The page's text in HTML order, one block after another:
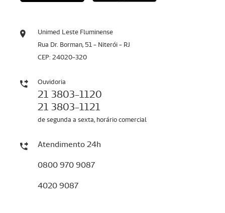
Unimed Leste Fluminense
Rua Dr. Borman, 51 - Niterói - RJ
CEP: 24020-320
Ouvidoria
21 3803-1120
21 3803-1121
de segunda a sexta, horário comercial
Atendimento 24h
0800 970 9087
4020 9087